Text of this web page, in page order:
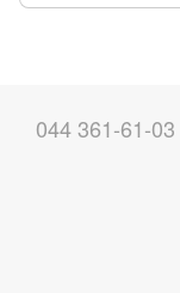
044 361-61-03